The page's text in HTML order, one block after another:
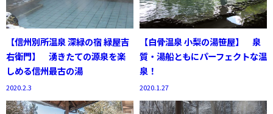
【信州別所温泉 深緑の宿 緑屋吉
右衛門】 湧きたての源泉を楽
しめる信州最古の湯
2020.2.3
【白骨温泉 小梨の湯笹屋】 泉
質・湯船ともにパーフェクトな温
泉！
2020.1.27